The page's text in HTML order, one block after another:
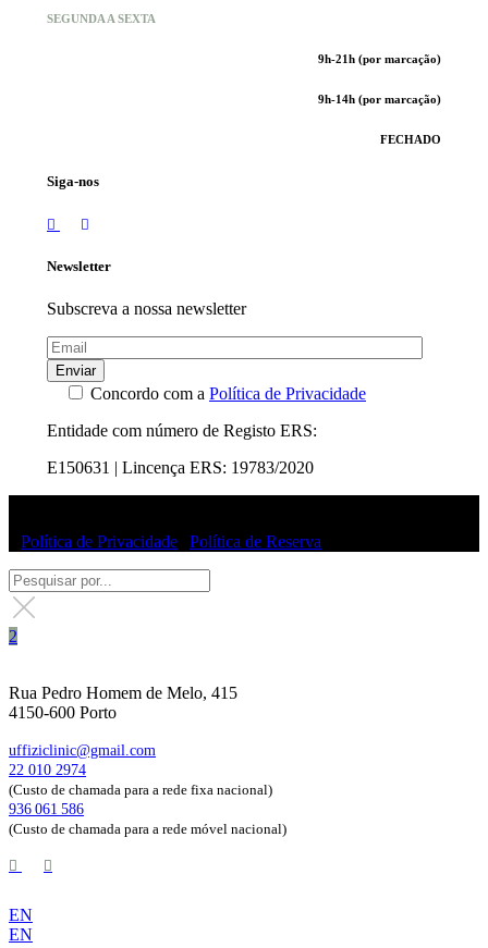
SEGUNDA A SEXTA
9h-21h (por marcação)
9h-14h (por marcação)
FECHADO
Siga-nos
Newsletter
Subscreva a nossa newsletter
Enviar
Concordo com a Política de Privacidade
Entidade com número de Registo ERS:
E150631 | Lincença ERS: 19783/2020
Política de Privacidade Política de Reserva
Rua Pedro Homem de Melo, 415
4150-600 Porto
uffiziclinic@gmail.com
22 010 2974
(Custo de chamada para a rede fixa nacional)
936 061 586
(Custo de chamada para a rede móvel nacional)
EN
EN